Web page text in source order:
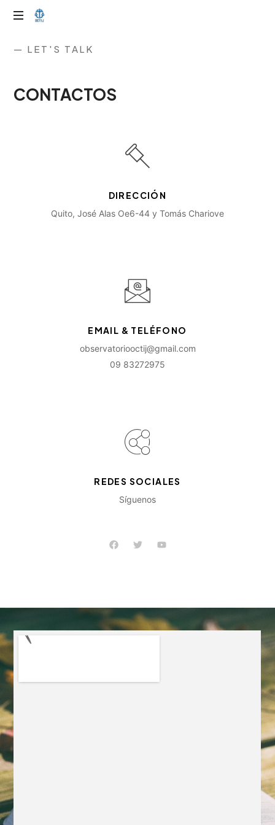
— LET'S TALK
CONTACTOS
DIRECCIÓN
Quito, José Alas Oe6-44 y Tomás Chariove
EMAIL & TELÉFONO
observatoriooctij@gmail.com
09 83272975
REDES SOCIALES
Síguenos